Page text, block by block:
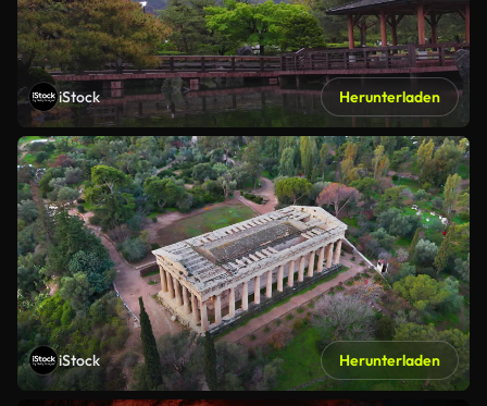
iStock Herunterladen
iStock Herunterladen